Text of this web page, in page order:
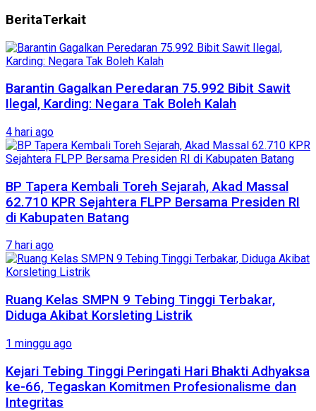
BeritaTerkait
Barantin Gagalkan Peredaran 75.992 Bibit Sawit
Ilegal, Karding: Negara Tak Boleh Kalah
4 hari ago
BP Tapera Kembali Toreh Sejarah, Akad Massal
62.710 KPR Sejahtera FLPP Bersama Presiden RI
di Kabupaten Batang
7 hari ago
Ruang Kelas SMPN 9 Tebing Tinggi Terbakar,
Diduga Akibat Korsleting Listrik
1 minggu ago
Kejari Tebing Tinggi Peringati Hari Bhakti Adhyaksa
ke-66, Tegaskan Komitmen Profesionalisme dan
Integritas